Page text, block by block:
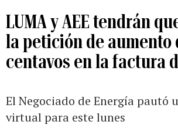
LUMA y AEE tendrán
la petición de aumento
centavos en la factura
El Negociado de Energía pautó
virtual para este lunes